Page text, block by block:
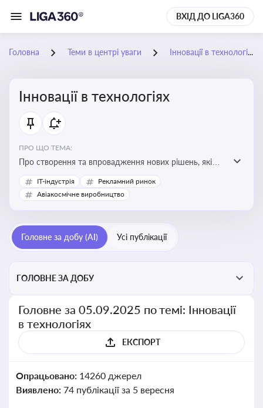
ВХІД ДО LIGA360
Головна Теми в центрі уваги Інновації в технологіях
Інновації в технологіях
ПРО ЩО ТЕМА:
Про створення та впровадження нових рішень, які
покращують ефективність, функціональність або
можливості технологічних продуктів і процесів.
IT-індустрія
Рекламний ринок
Авіакосмічне виробництво
Головне за добу (AI) Усі публікації
ГОЛОВНЕ ЗА ДОБУ
Головне за 05.09.2025 по темі: Інновації
в технологіях
ЕКСПОРТ
Опрацьовано: 14260 джерел
Виявлено: 74 публікації за 5 вересня